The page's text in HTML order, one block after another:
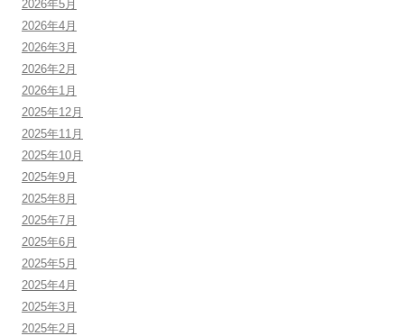
2026年5月
2026年4月
2026年3月
2026年2月
2026年1月
2025年12月
2025年11月
2025年10月
2025年9月
2025年8月
2025年7月
2025年6月
2025年5月
2025年4月
2025年3月
2025年2月